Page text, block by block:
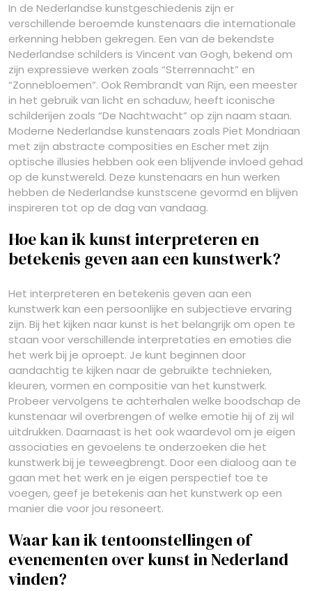
In de Nederlandse kunstgeschiedenis zijn er
verschillende beroemde kunstenaars die internationale
erkenning hebben gekregen. Een van de bekendste
Nederlandse schilders is Vincent van Gogh, bekend om
zijn expressieve werken zoals “Sterrennacht” en
“Zonnebloemen”. Ook Rembrandt van Rijn, een meester
in het gebruik van licht en schaduw, heeft iconische
schilderijen zoals “De Nachtwacht” op zijn naam staan.
Moderne Nederlandse kunstenaars zoals Piet Mondriaan
met zijn abstracte composities en Escher met zijn
optische illusies hebben ook een blijvende invloed gehad
op de kunstwereld. Deze kunstenaars en hun werken
hebben de Nederlandse kunstscene gevormd en blijven
inspireren tot op de dag van vandaag.
Hoe kan ik kunst interpreteren en
betekenis geven aan een kunstwerk?
Het interpreteren en betekenis geven aan een
kunstwerk kan een persoonlijke en subjectieve ervaring
zijn. Bij het kijken naar kunst is het belangrijk om open te
staan voor verschillende interpretaties en emoties die
het werk bij je oproept. Je kunt beginnen door
aandachtig te kijken naar de gebruikte technieken,
kleuren, vormen en compositie van het kunstwerk.
Probeer vervolgens te achterhalen welke boodschap de
kunstenaar wil overbrengen of welke emotie hij of zij wil
uitdrukken. Daarnaast is het ook waardevol om je eigen
associaties en gevoelens te onderzoeken die het
kunstwerk bij je teweegbrengt. Door een dialoog aan te
gaan met het werk en je eigen perspectief toe te
voegen, geef je betekenis aan het kunstwerk op een
manier die voor jou resoneert.
Waar kan ik tentoonstellingen of
evenementen over kunst in Nederland
vinden?